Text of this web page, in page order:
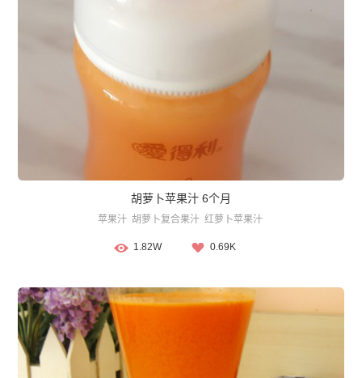
胡萝卜苹果汁 6个月
苹果汁 胡萝卜复合果汁 红萝卜苹果汁
1.82W 0.69K